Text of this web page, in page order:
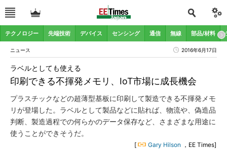
テクノロジー 先端技術 デバイス センシング 通信 無線 部品/材料
ニュース 2016年6月17日
印刷できる不揮発メモリ、IoT市場に成長機会
ラベルとしても使える
プラスチックなどの超薄型基板に印刷して製造できる不揮発メモ
リが登場した。ラベルとして製品などに貼れば、物流や、偽造品
判断、製造過程での何らかのデータ保存など、さまざまな用途に
使うことができそうだ。
[ Gary Hilson ，EE Times]